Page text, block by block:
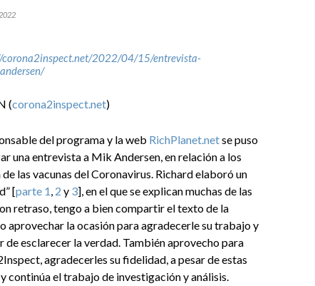
2022/04/15/entrevista-
(corona2inspect.net)
del programa y la web RichPlanet.netse puso
una entrevista a Mik Andersen, en relación a los
las vacunas del Coronavirus. Richard elaboró un
[parte 1, 2 y 3], en el que se explican muchas de las
retraso, tengo a bien compartir el texto de la
aprovechar la ocasión para agradecerle su trabajo y
esclarecer la verdad. También aprovecho para
agradecerles su fidelidad, a pesar de estas
continúa el trabajo de investigación y análisis.